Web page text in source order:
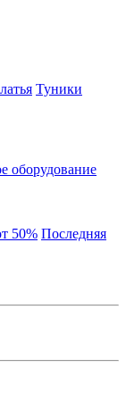
Туники
оборудование
50% Последняя